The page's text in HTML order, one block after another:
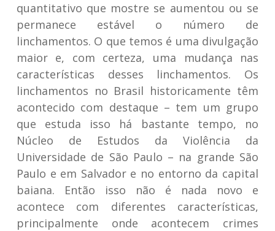
quantitativo que mostre se aumentou ou se
permanece estável o número de
linchamentos. O que temos é uma divulgação
maior e, com certeza, uma mudança nas
características desses linchamentos. Os
linchamentos no Brasil historicamente têm
acontecido com destaque – tem um grupo
que estuda isso há bastante tempo, no
Núcleo de Estudos da Violência da
Universidade de São Paulo – na grande São
Paulo e em Salvador e no entorno da capital
baiana. Então isso não é nada novo e
acontece com diferentes características,
principalmente onde acontecem crimes